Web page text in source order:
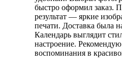
быстро оформил заказ.
результат — яркие
печати. Доставка была
Календарь выглядит
настроение.
воспоминания в